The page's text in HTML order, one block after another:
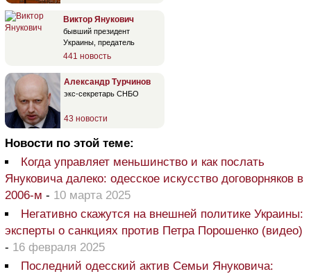
Виктор Янукович
бывший президент
Украины, предатель
441 новость
Александр Турчинов
экс-секретарь СНБО
43 новости
Новости по этой теме:
Когда управляет меньшинство и как послать
Януковича далеко: одесское искусство договорняков в
2006-м - 10 марта 2025
Негативно скажутся на внешней политике Украины:
эксперты о санкциях против Петра Порошенко (видео)
- 16 февраля 2025
Последний одесский актив Семьи Януковича: